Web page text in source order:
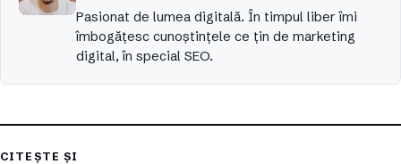
Pasionat de lumea digitală. În timpul liber îmi
îmbogățesc cunoștințele ce țin de marketing
digital, în special SEO.
CITEȘTE ȘI